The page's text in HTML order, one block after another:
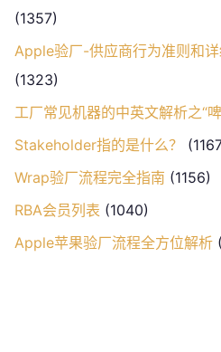
(1357)
Apple验厂-供应商行为准则和
(1323)
工厂常见机器的中英文解析之“
Stakeholder指的是什么？
Wrap验厂流程完全指南 (1156)
RBA会员列表 (1040)
Apple苹果验厂流程全方位解析